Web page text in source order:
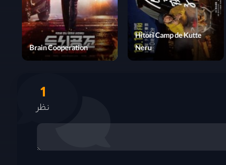
Brain Cooperation
Miracle Brothers
1
نظر